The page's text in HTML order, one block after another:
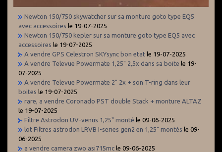
Newton 150/750 skywatcher sur sa monture goto type EQ5
avec accessoires le 19-07-2025
Newton 150/750 kepler sur sa monture goto type EQ5 avec
accessoires le 19-07-2025
A vendre GPS Celestron SKYsync bon etat le 19-07-2025
A vendre Televue Powermate 1,25" 2,5x dans sa boite le 19-
07-2025
A vendre Televue Powermate 2" 2x + son T-ring dans leur
boites le 19-07-2025
rare, a vendre Coronado PST double Stack + monture ALTAZ
le 19-07-2025
Filtre Astrodon UV-venus 1,25" monté le 09-06-2025
lot Filtres astrodon LRVB I-series gen2 en 1,25" montés le 09-
06-2025
a vendre camera zwo asi715mc le 09-06-2025